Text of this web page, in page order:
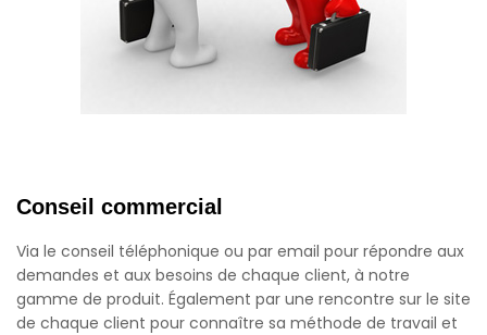
Conseil commercial
Via le conseil téléphonique ou par email pour répondre aux
demandes et aux besoins de chaque client, à notre
gamme de produit. Également par une rencontre sur le site
de chaque client pour connaître sa méthode de travail et